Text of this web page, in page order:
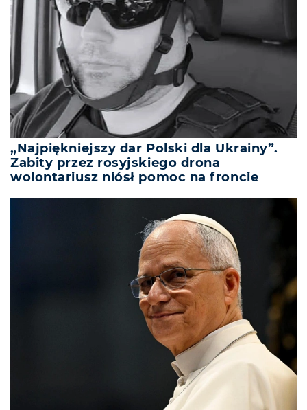
„Najpiękniejszy dar Polski dla Ukrainy”.
Zabity przez rosyjskiego drona
wolontariusz niósł pomoc na froncie